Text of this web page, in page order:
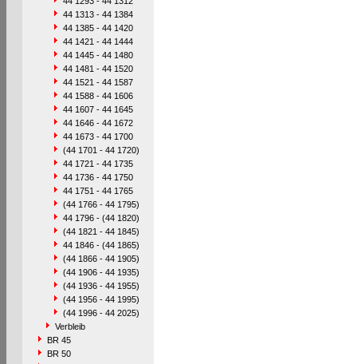
44 1313 - 44 1384
44 1385 - 44 1420
44 1421 - 44 1444
44 1445 - 44 1480
44 1481 - 44 1520
44 1521 - 44 1587
44 1588 - 44 1606
44 1607 - 44 1645
44 1646 - 44 1672
44 1673 - 44 1700
(44 1701 - 44 1720)
44 1721 - 44 1735
44 1736 - 44 1750
44 1751 - 44 1765
(44 1766 - 44 1795)
44 1796 - (44 1820)
(44 1821 - 44 1845)
44 1846 - (44 1865)
(44 1866 - 44 1905)
(44 1906 - 44 1935)
(44 1936 - 44 1955)
(44 1956 - 44 1995)
(44 1996 - 44 2025)
Verbleib
BR 45
BR 50